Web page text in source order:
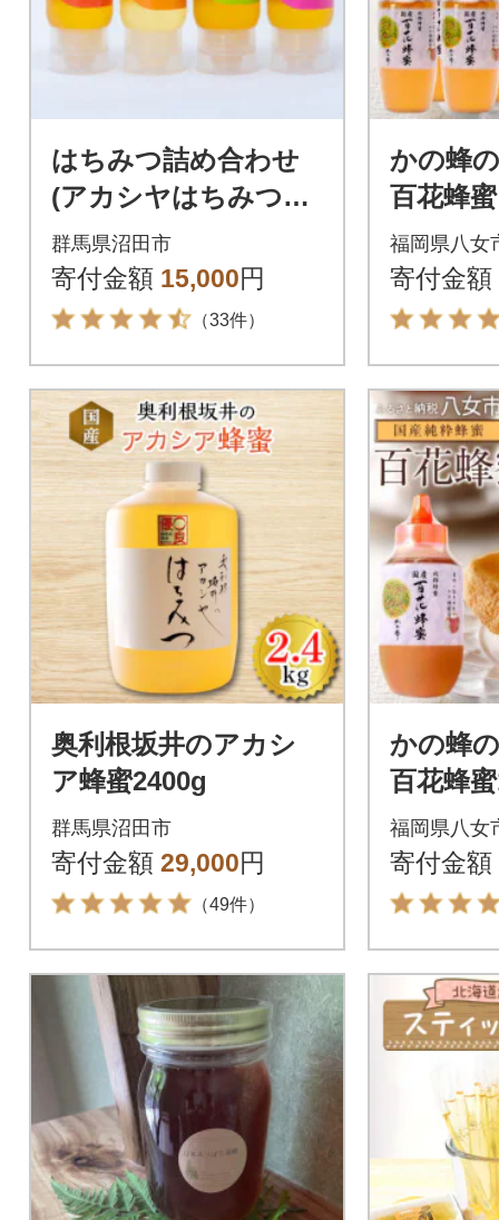
はちみつ詰め合わせ
(アカシヤはちみつ・
さくらはちみつ・り
んごはちみつ・尾瀬
のはちみつ)
群馬県沼田市
寄付金額 15,000円
（33件）
かの蜂
百花蜂
んがり
八女市
福岡県八女
寄付金額
奥利根坂井のアカシ
ア蜂蜜2400g
群馬県沼田市
寄付金額 29,000円
（49件）
かの蜂
百花蜂
りポリ
福岡県八女
寄付金額